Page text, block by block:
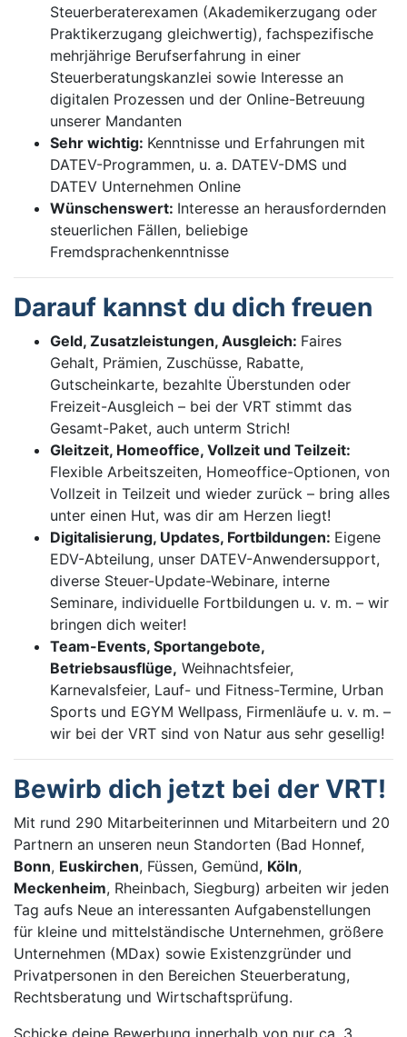
Steuerberaterexamen (Akademikerzugang oder
Praktikerzugang gleichwertig), fachspezifische
mehrjährige Berufserfahrung in einer
Steuerberatungskanzlei sowie Interesse an
digitalen Prozessen und der Online-Betreuung
unserer Mandanten
Sehr wichtig: Kenntnisse und Erfahrungen mit
DATEV-Programmen, u. a. DATEV-DMS und
DATEV Unternehmen Online
Wünschenswert: Interesse an herausfordernden
steuerlichen Fällen, beliebige
Fremdsprachenkenntnisse
Darauf kannst du dich freuen
Geld, Zusatzleistungen, Ausgleich: Faires
Gehalt, Prämien, Zuschüsse, Rabatte,
Gutscheinkarte, bezahlte Überstunden oder
Freizeit-Ausgleich – bei der VRT stimmt das
Gesamt-Paket, auch unterm Strich!
Gleitzeit, Homeoffice, Vollzeit und Teilzeit:
Flexible Arbeitszeiten, Homeoffice-Optionen, von
Vollzeit in Teilzeit und wieder zurück – bring alles
unter einen Hut, was dir am Herzen liegt!
Digitalisierung, Updates, Fortbildungen: Eigene
EDV-Abteilung, unser DATEV-Anwendersupport,
diverse Steuer-Update-Webinare, interne
Seminare, individuelle Fortbildungen u. v. m. – wir
bringen dich weiter!
Team-Events, Sportangebote,
Betriebsausflüge, Weihnachtsfeier,
Karnevalsfeier, Lauf- und Fitness-Termine, Urban
Sports und EGYM Wellpass, Firmenläufe u. v. m. –
wir bei der VRT sind von Natur aus sehr gesellig!
Bewirb dich jetzt bei der VRT!
Mit rund 290 Mitarbeiterinnen und Mitarbeitern und 20
Partnern an unseren neun Standorten (Bad Honnef,
Bonn, Euskirchen, Füssen, Gemünd, Köln,
Meckenheim, Rheinbach, Siegburg) arbeiten wir jeden
Tag aufs Neue an interessanten Aufgabenstellungen
für kleine und mittelständische Unternehmen, größere
Unternehmen (MDax) sowie Existenzgründer und
Privatpersonen in den Bereichen Steuerberatung,
Rechtsberatung und Wirtschaftsprüfung.
Schicke deine Bewerbung innerhalb von nur ca. 3